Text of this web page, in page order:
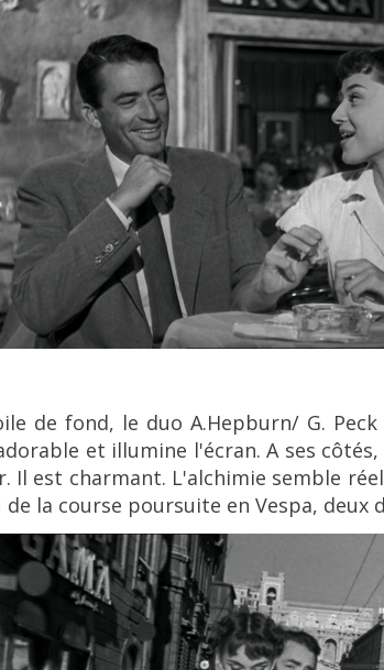
de fond, le duo A.Hepburn/ G.
et illumine l'écran. A ses
Il est charmant. L'alchimie semble
la course poursuite en Vespa, deux